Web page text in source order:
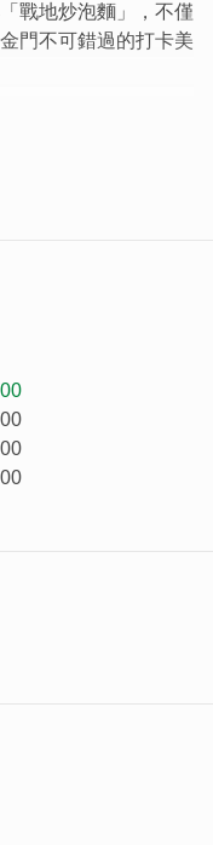
戰地炒泡麵」，不僅
門不可錯過的打卡美
方｜
茶咖啡美食館，是很